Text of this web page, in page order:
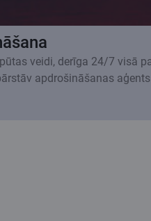
veidi, derīga 24/7 visā
apdrošināšanas aģents